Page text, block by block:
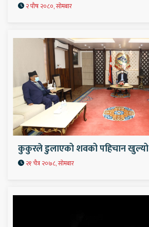
२ पौष २०८०, सोमबार
कुकुरले डुलाएको शवको पहिचान खुल्यो
२१ चैत्र २०७८, सोमबार